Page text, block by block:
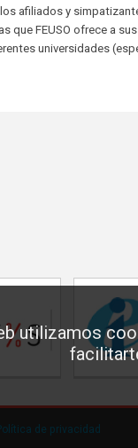
utilizamos
afiliados y
que FEUSO ofrece a
universidades
de privacidad